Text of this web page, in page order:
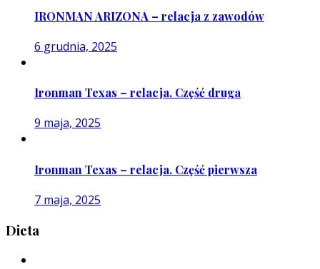
IRONMAN ARIZONA – relacja z zawodów
6 grudnia, 2025
Ironman Texas – relacja. Część druga
9 maja, 2025
Ironman Texas – relacja. Część pierwsza
7 maja, 2025
Dieta